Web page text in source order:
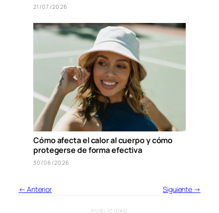
21/07/2026
Cómo afecta el calor al cuerpo y cómo
protegerse de forma efectiva
30/06/2026
← Anterior Siguiente →
PUBLICIDAD